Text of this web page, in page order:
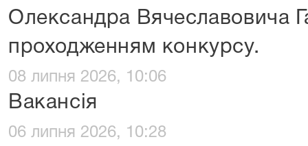
Олександра Вячеславовича
проходженням конкурсу.
08 липня 2026, 10:06
Вакансія
06 липня 2026, 10:28